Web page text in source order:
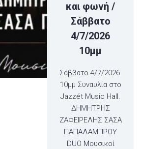
και φωνή /
Σάββατο
4/7/2026
10μμ
Σάββατο 4/7/2026
10μμ Συναυλία στο
Jazzét Music Hall.
ΔΗΜΗΤΡΗΣ
ΖΑΦΕΙΡΕΛΗΣ ΣΑΣΑ
ΠΑΠΑΛΑΜΠΡΟΥ
DUO Μουσικοί